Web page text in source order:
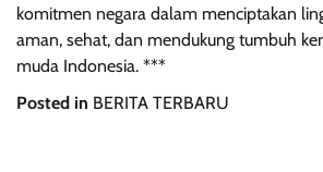
komitmen negara dalam menciptakan
aman, sehat, dan mendukung tumbuh
muda Indonesia. ***
Posted in BERITA TERBARU